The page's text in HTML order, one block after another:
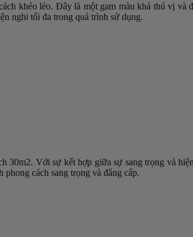
khéo léo. Đây là một gam màu khá thú vị
nghi tối đa trong quá trình sử dụng.
30m2. Với sự kết hợp giữa sự sang trọng và
cách sang trọng và đẳng cấp.